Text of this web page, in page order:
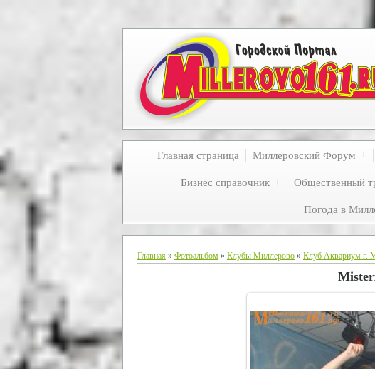
Главная страница Миллеровский Форум
Бизнес справочник Общественный
Погода в
Главная » Фотоальбом » Клубы Миллерово » Клуб Аквариум г.